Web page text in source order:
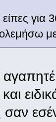
είπες για